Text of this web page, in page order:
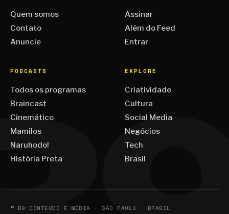
Quem somos
Contato
Anuncie
Assinar
Além do Feed
Entrar
PODCASTS
Todos os programas
Braincast
Cinemático
Mamilos
Naruhodo!
História Preta
EXPLORE
Criatividade
Cultura
Social Media
Negócios
Tech
Brasil
© B9 CONTEÚDO E MÍDIA · SÃO PAULO · BRASIL